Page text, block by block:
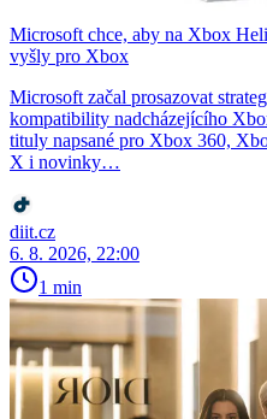
Microsoft chce, aby na Xbox
vyšly pro Xbox
Microsoft začal prosazovat
kompatibility nadcházejícího
tituly napsané pro Xbox 360,
X i novinky…
diit.cz
6. 8. 2026, 22:00
1 min